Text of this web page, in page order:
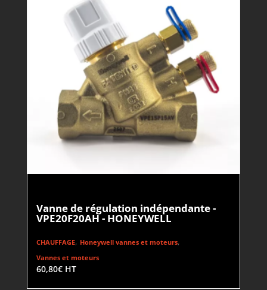
Vanne de régulation indépendante -
VPE20F20AH - HONEYWELL
CHAUFFAGE, Honeywell vannes et moteurs,
Vannes et moteurs
60,80€ HT